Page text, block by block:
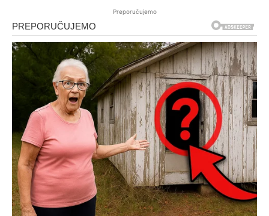
Preporučujemo